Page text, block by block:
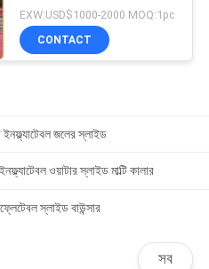
EXW:USD$1000-2000 MOQ:1pc
CONTACT
জলের স্লাইড
ওয়াটার স্লাইড মাল্টি কালার
স্লাইড বাউন্সার
সব